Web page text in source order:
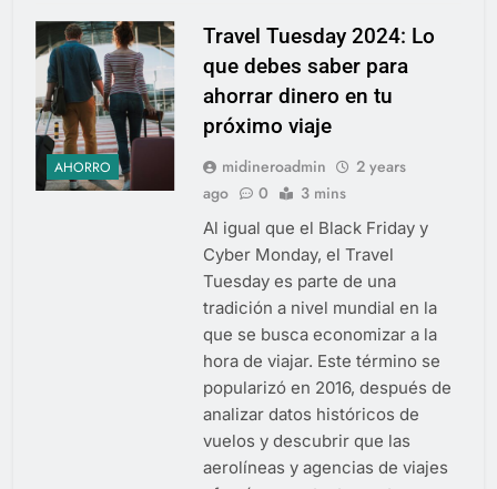
AHORRO
Travel Tuesday 2024: Lo
que debes saber para
ahorrar dinero en tu
próximo viaje
midineroadmin
2 years
ago
0 3 mins
Al igual que el Black Friday y
Cyber ​​Monday, el Travel
Tuesday es parte de una
tradición a nivel mundial en la
que se busca economizar a la
hora de viajar. Este término se
popularizó en 2016, después de
analizar datos históricos de
vuelos y descubrir que las
aerolíneas y agencias de viajes